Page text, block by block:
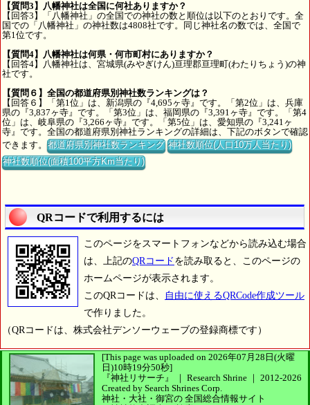
【質問3】八幡神社は全国に何社ありますか？
【回答3】「八幡神社」の全国での神社の数と順位は以下のとおりです。全
国での「八幡神社」の神社数は4808社です。同じ神社名の数では、全国で
第1位です。
【質問4】八幡神社は何県・何市町村にありますか？
【回答4】八幡神社は、宮城県(みやぎけん)亘理郡亘理町(わたりちょう)の神
社です。
【質問６】全国の都道府県別神社数ランキングは？
【回答６】「第1位」は、新潟県の『4,695ヶ寺』です。「第2位」は、兵庫
県の『3,837ヶ寺』です。「第3位」は、福岡県の『3,391ヶ寺』です。「第4
位」は、岐阜県の『3,266ヶ寺』です。「第5位」は、愛知県の『3,241ヶ
寺』です。全国の都道府県別神社ランキングの詳細は、下記のボタンで確認
できます。都道府県別神社数ランキング 神社数順位(人口10万人当たり)
神社数順位(面積100平方Km当たり)
QRコードで利用するには
このページをスマートフォンなどから読み込む場合
は、上記のQRコード を読み取ると、このページの
ホームページが表示されます。
このQRコードは、
自由に使えるQRCode作成ツール
で作りました。
（QRコードは、株式会社デンソーウェーブの登録商標です）
[This page was uploaded on 2026年07月28日(火曜
日)10時19分50秒]
『神社リサーチ』 ｜ Research Shrine ｜ 2012-2026
Created by Search Shrines Corp.
神社・大社・御宮の 全国総合情報サイト